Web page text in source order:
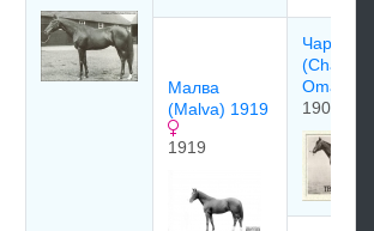
Малва
(Malva) 1919
1919
Чаpльз
(Charles
Omalley)
1907